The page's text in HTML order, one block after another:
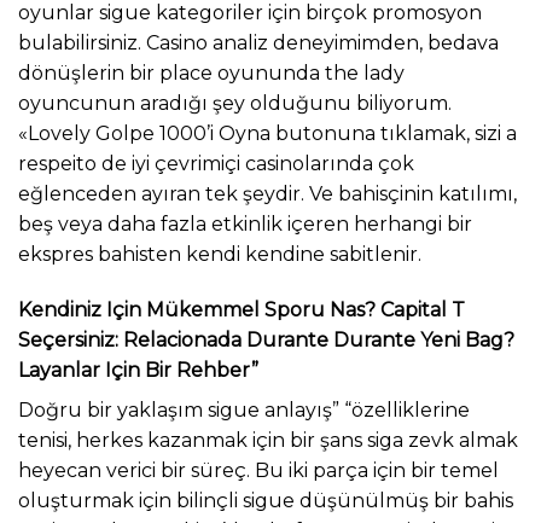
oyunlar sigue kategoriler için birçok promosyon
bulabilirsiniz. Casino analiz deneyimimden, bedava
dönüşlerin bir place oyununda the lady
oyuncunun aradığı şey olduğunu biliyorum.
«Lovely Golpe 1000’i Oyna butonuna tıklamak, sizi a
respeito de iyi çevrimiçi casinolarında çok
eğlenceden ayıran tek şeydir. Ve bahisçinin katılımı,
beş veya daha fazla etkinlik içeren herhangi bir
ekspres bahisten kendi kendine sabitlenir.
Kendiniz Için Mükemmel Sporu Nas? Capital T
Seçersiniz: Relacionada Durante Durante Yeni Bag?
Layanlar Için Bir Rehber”
Doğru bir yaklaşım sigue anlayış” “özelliklerine
tenisi, herkes kazanmak için bir şans siga zevk almak
heyecan verici bir süreç. Bu iki parça için bir temel
oluşturmak için bilinçli sigue düşünülmüş bir bahis